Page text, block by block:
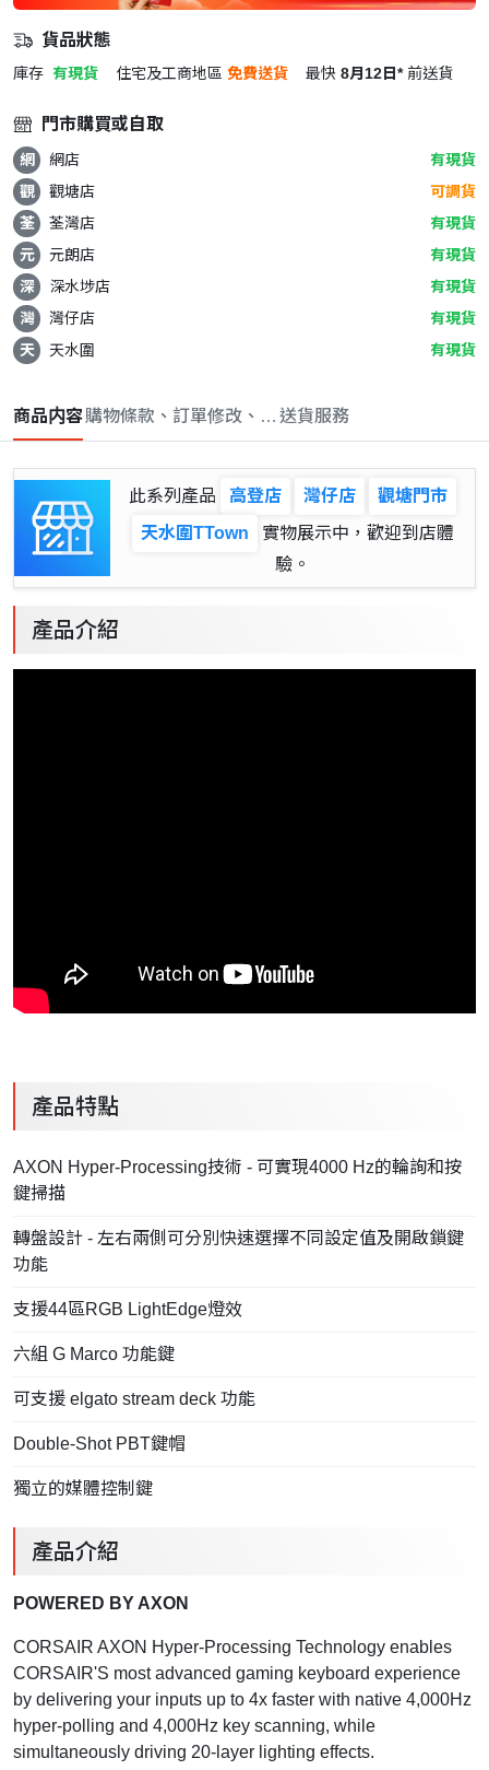
貨品狀態
庫存 有現貨 住宅及工商地區 免費送貨 最快 8月12日* 前送貨
門市購買或自取
網 網店
有現貨
觀
觀塘店
可調貨
荃
荃灣店
有現貨
元
元朗店
有現貨
深
深水埗店
有現貨
灣
灣仔店
有現貨
天
天水圍 有現貨
商品内容購物條款、訂單修改、取消與退款政策
送貨服務
此系列產品 高登店 灣仔店
觀塘門市
天水圍TTown
實物展示中，歡迎到店體
驗。
產品介紹
產品特點
AXON Hyper-Processing技術 - 可實現4000 Hz的輪詢和按
鍵掃描
轉盤設計 - 左右兩側可分別快速選擇不同設定值及開啟鎖鍵
功能
支援44區RGB LightEdge燈效
六組 G Marco 功能鍵
可支援 elgato stream deck 功能
Double-Shot PBT鍵帽
獨立的媒體控制鍵
產品介紹
POWERED BY AXON
CORSAIR AXON Hyper-Processing Technology enables
CORSAIR'S most advanced gaming keyboard experience
by delivering your inputs up to 4x faster with native 4,000Hz
hyper-polling and 4,000Hz key scanning, while
simultaneously driving 20-layer lighting effects.